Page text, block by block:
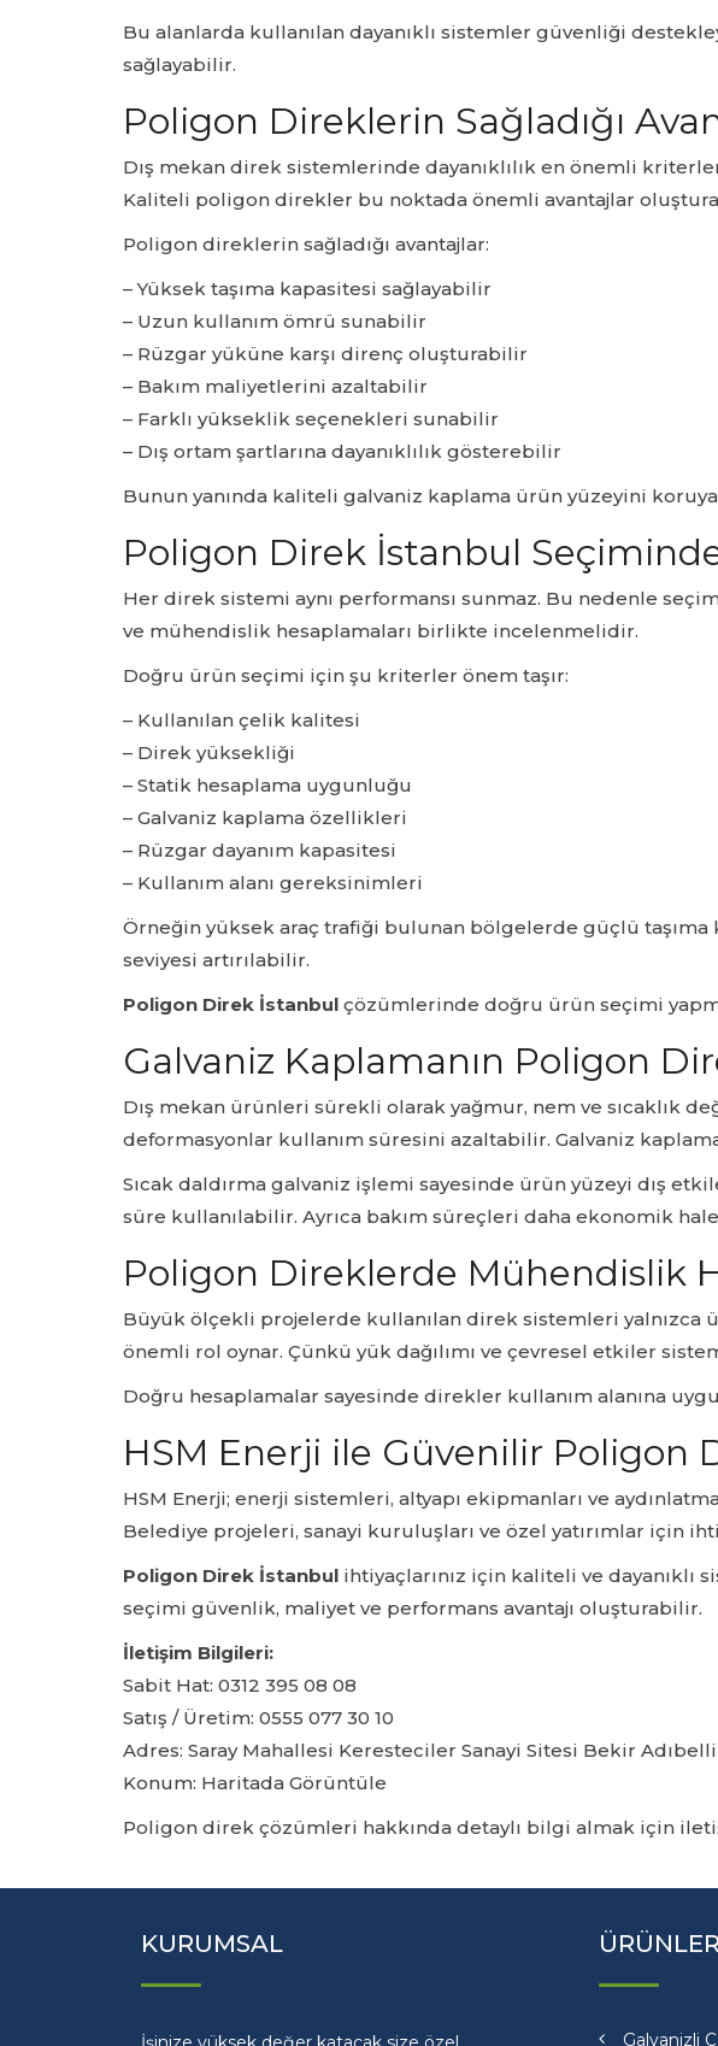
Bu alanlarda kullanılan dayanıklı sistemler güvenliği
sağlayabilir.
Poligon Direklerin Sağladığı
Dış mekan direk sistemlerinde dayanıklılık en önemli
Kaliteli poligon direkler bu noktada önemli avantajlar
Poligon direklerin sağladığı avantajlar:
– Yüksek taşıma kapasitesi sağlayabilir
– Uzun kullanım ömrü sunabilir
– Rüzgar yüküne karşı direnç oluşturabilir
– Bakım maliyetlerini azaltabilir
– Farklı yükseklik seçenekleri sunabilir
– Dış ortam şartlarına dayanıklılık gösterebilir
Bunun yanında kaliteli galvaniz kaplama ürün yüzeyini
Poligon Direk İstanbul
Her direk sistemi aynı performansı sunmaz. Bu nedenle
ve mühendislik hesaplamaları birlikte incelenmelidir.
Doğru ürün seçimi için şu kriterler önem taşır:
– Kullanılan çelik kalitesi
– Direk yüksekliği
– Statik hesaplama uygunluğu
– Galvaniz kaplama özellikleri
– Rüzgar dayanım kapasitesi
– Kullanım alanı gereksinimleri
Örneğin yüksek araç trafiği bulunan bölgelerde güçlü
seviyesi artırılabilir.
Poligon Direk İstanbul çözümlerinde doğru ürün seçimi
Galvaniz Kaplamanın Poligon
Dış mekan ürünleri sürekli olarak yağmur, nem ve sıcaklık
deformasyonlar kullanım süresini azaltabilir. Galvaniz
Sıcak daldırma galvaniz işlemi sayesinde ürün yüzeyi dış
süre kullanılabilir. Ayrıca bakım süreçleri daha ekonomik
Poligon Direklerde Mühendislik
Büyük ölçekli projelerde kullanılan direk sistemleri yalnızca
önemli rol oynar. Çünkü yük dağılımı ve çevresel etkiler
Doğru hesaplamalar sayesinde direkler kullanım alanına
HSM Enerji ile Güvenilir Poligon
HSM Enerji; enerji sistemleri, altyapı ekipmanları ve
Belediye projeleri, sanayi kuruluşları ve özel yatırımlar için
Poligon Direk İstanbul ihtiyaçlarınız için kaliteli ve
seçimi güvenlik, maliyet ve performans avantajı oluşturabilir.
İletişim Bilgileri:
Sabit Hat: 0312 395 08 08
Satış / Üretim: 0555 077 30 10
Adres: Saray Mahallesi Keresteciler Sanayi Sitesi Bekir
Konum: Haritada Görüntüle
Poligon direk çözümleri hakkında detaylı bilgi almak için
KURUMSAL
Galvanizli